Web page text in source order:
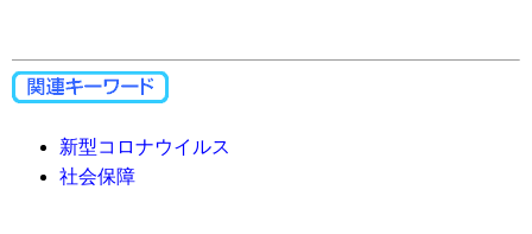
新型コロナウイルス
社会保障